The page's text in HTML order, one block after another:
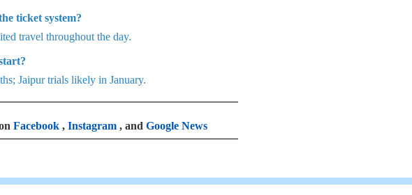
ticket system?
travel throughout the day.
Jaipur trials likely in January.
Facebook , Instagram , and Google News